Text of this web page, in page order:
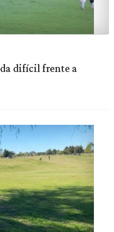
difícil frente a